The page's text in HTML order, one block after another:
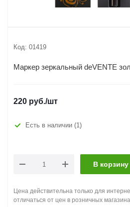
Код: 01419
Маркер зеркальный deVENTE
220 руб./шт
Есть в наличии (1)
В корзину
Цена действительна только для
отличаться от цен в розничных